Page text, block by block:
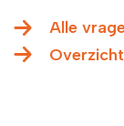
Alle